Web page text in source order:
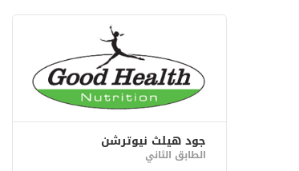
جود هيلث نيوترشن
الطابق الثاني